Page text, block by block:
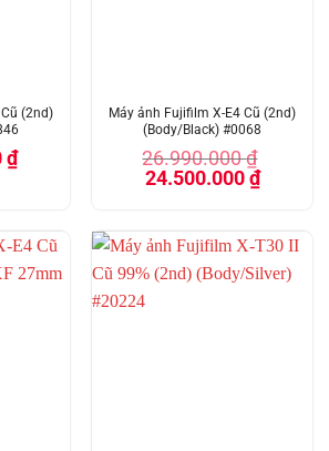
(2nd)
₫
Máy ảnh Fujifilm X-E4 Cũ (2nd)
(Body/Black) #0068
26.990.000₫
Giá
gốc
24.500.000₫Giá
hiện